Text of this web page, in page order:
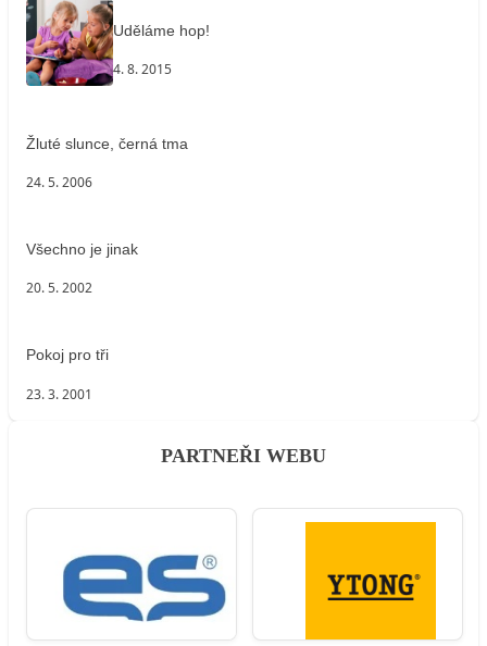
Uděláme hop!
4. 8. 2015
Žluté slunce, černá tma
24. 5. 2006
Všechno je jinak
20. 5. 2002
Pokoj pro tři
23. 3. 2001
PARTNEŘI WEBU